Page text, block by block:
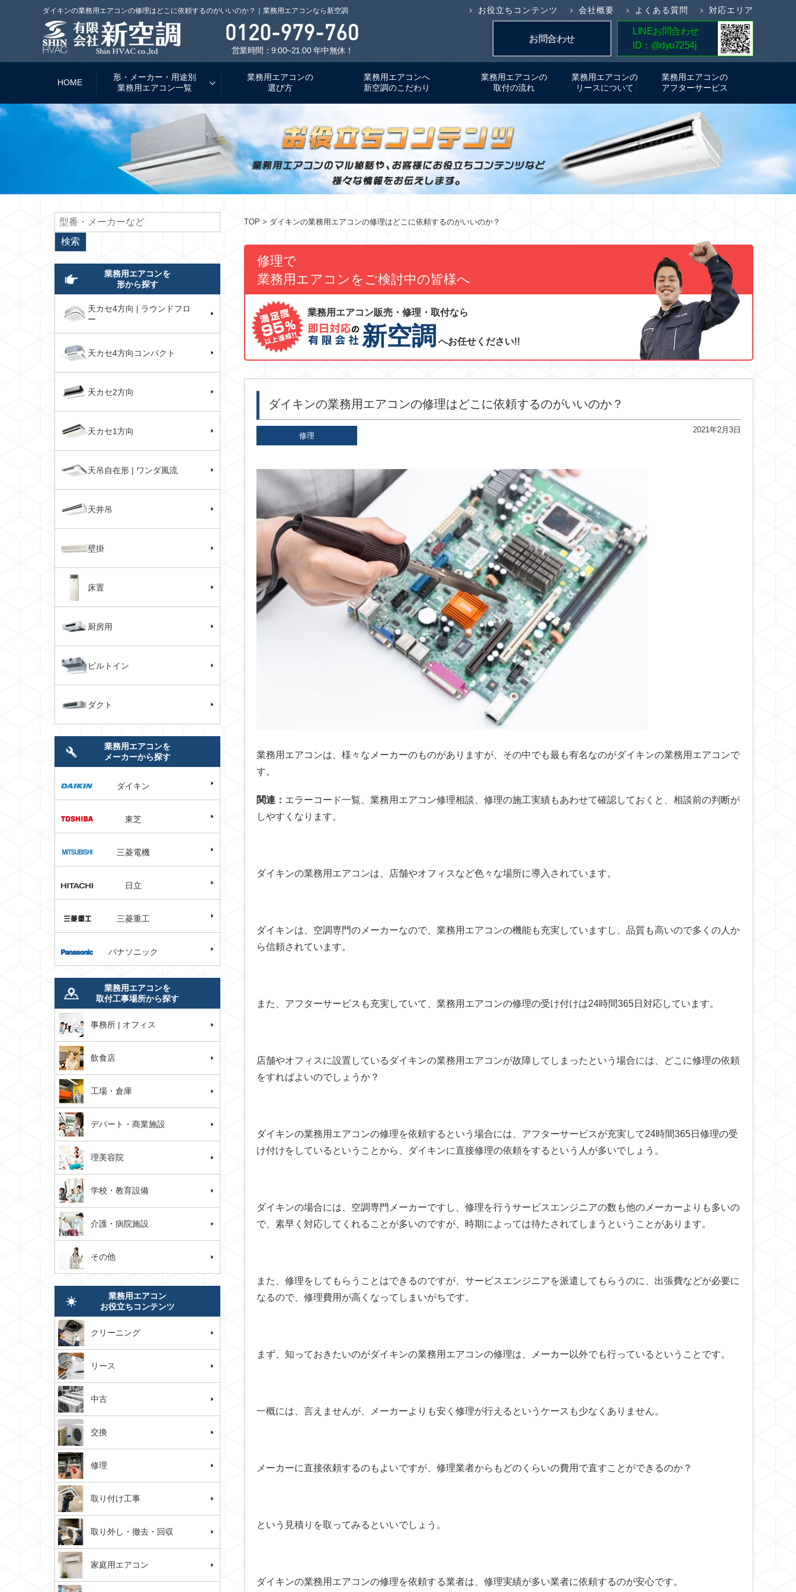
ダイキンの業務用エアコンの修理はどこに依頼するのがいいのか？｜業務用エアコンなら新空調 お役立ちコンテンツ 会社概要 よくある質問 対応エリア
営業時間：9:00~21:00 年中無休！
簡単5分！
お見積り
お問合わせ
LINEお問合わせ
ID：@dyu7254j
HOME
形・メーカー・用途別
業務用エアコン一覧
業務用エアコンの
選び方
業務用エアコンへ
新空調のこだわり
業務用エアコンの
取付の流れ
業務用エアコンの
リースについて
業務用エアコンの
アフターサービス
TOP > ダイキンの業務用エアコンの修理はどこに依頼するのがいいのか？
修理で
業務用エアコンをご検討中の皆様へ
業務用エアコン販売・修理・取付なら
新空調 へお任せください!!
ダイキンの業務用エアコンの修理はどこに依頼するのがいいのか？
2021年2月3日
修理
業務用エアコンは、様々なメーカーのものがありますが、その中でも最も有名なのがダイキンの業務用エアコンで
す。
関連： エラーコード一覧 業務用エアコン修理相談 修理の施工実績もあわせて確認しておくと、相談前の判断が
しやすくなります。
ダイキンの業務用エアコンは、店舗やオフィスなど色々な場所に導入されています。
ダイキンは、空調専門のメーカーなので、業務用エアコンの機能も充実していますし、品質も高いので多くの人か
ら信頼されています。
また、アフターサービスも充実していて、業務用エアコンの修理の受け付けは24時間365日対応しています。
店舗やオフィスに設置しているダイキンの業務用エアコンが故障してしまったという場合には、どこに修理の依頼
をすればよいのでしょうか？
ダイキンの業務用エアコンの修理を依頼するという場合には、アフターサービスが充実して24時間365日修理の受
け付けをしているということから、ダイキンに直接修理の依頼をするという人が多いでしょう。
ダイキンの場合には、空調専門メーカーですし、修理を行うサービスエンジニアの数も他のメーカーよりも多いの
で、素早く対応してくれることが多いのですが、時期によっては待たされてしまうということがあります。
また、修理をしてもらうことはできるのですが、サービスエンジニアを派遣してもらうのに、出張費などが必要に
なるので、修理費用が高くなってしまいがちです。
まず、知っておきたいのがダイキンの業務用エアコンの修理は、メーカー以外でも行っているということです。
一概には、言えませんが、メーカーよりも安く修理が行えるというケースも少なくありません。
メーカーに直接依頼するのもよいですが、修理業者からもどのくらいの費用で直すことができるのか？
という見積りを取ってみるといいでしょう。
ダイキンの業務用エアコンの修理を依頼する業者は、修理実績が多い業者に依頼するのが安心です。
業務用エアコンを
形から探す
天カセ4方向 | ラウンドフロ
ー
天カセ4方向コンパクト
天カセ2方向
天カセ1方向
天吊自在形 | ワンダ風流
天井吊
壁掛
床置
厨房用
ビルトイン
ダクト
業務用エアコンを
メーカーから探す
ダイキン
東芝
三菱電機
日立
三菱重工
パナソニック
業務用エアコンを
取付工事場所から探す
事務所 | オフィス
飲食店
工場・倉庫
デパート・商業施設
理美容院
学校・教育設備
介護・病院施設
その他
業務用エアコン
お役立ちコンテンツ
クリーニング
リース
中古
交換
修理
取り付け工事
取り外し・撤去・回収
家庭用エアコン